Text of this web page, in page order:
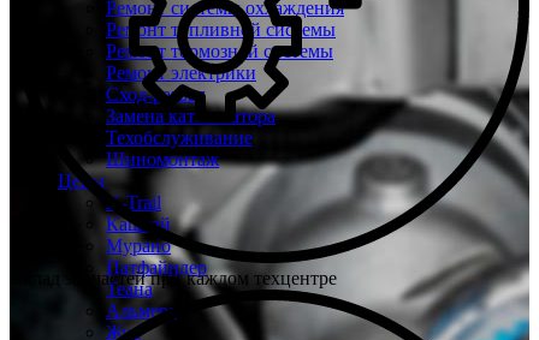
Ремонт системы охлаждения
Ремонт топливной системы
Ремонт тормозной системы
Ремонт электрики
Сход-развал
Замена катализатора
Техобслуживание
Шиномонтаж
Цены
X-Trail
Кашкай
Мурано
Патфайндер
Теана
Альмера
Жук
Склад запчастей при каждом техцентре